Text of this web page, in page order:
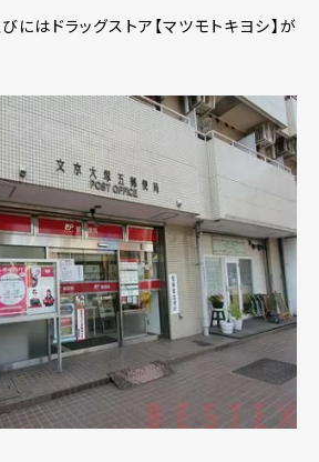
にはドラッグストア【マツモトキヨシ】が